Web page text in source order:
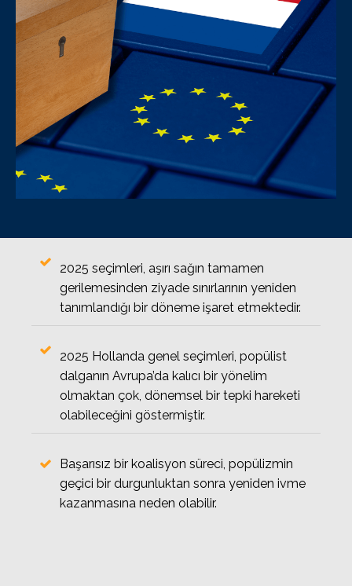
2025 seçimleri, aşırı sağın tamamen
gerilemesinden ziyade sınırlarının yeniden
tanımlandığı bir döneme işaret etmektedir.
2025 Hollanda genel seçimleri, popülist
dalganın Avrupa’da kalıcı bir yönelim
olmaktan çok, dönemsel bir tepki hareketi
olabileceğini göstermiştir.
Başarısız bir koalisyon süreci, popülizmin
geçici bir durgunluktan sonra yeniden ivme
kazanmasına neden olabilir.